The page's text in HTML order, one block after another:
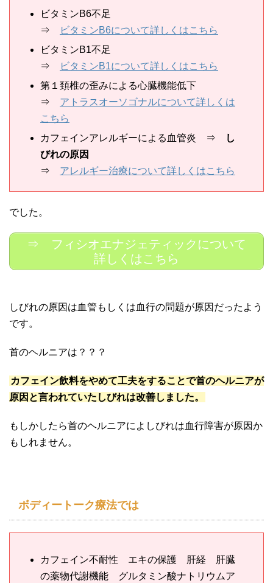
ビタミンB6不足
⇒
ビタミンB6について詳しくはこちら
ビタミンB1不足
⇒
ビタミンB1について詳しくはこちら
第１頚椎の歪みによる心臓機能低下
⇒ アトラスオーソゴナルについて詳しくは
こちら
カフェインアレルギーによる血管炎 ⇒
し
びれの原因
⇒ アレルギー治療について詳しくはこちら
でした。
⇒ フィシオエナジェティックについて
詳しくはこちら
しびれの原因は血管もしくは血行の問題が原因だったよう
です。
首のヘルニアは？？？
カフェイン飲料をやめて工夫をすることで首のヘルニアが
原因と言われていたしびれは改善しました。
もしかしたら首のヘルニアによしびれは血行障害が原因か
もしれません。
ボディートーク療法では
カフェイン不耐性 エキの保護 肝経 肝臓
の薬物代謝機能 グルタミン酸ナトリウムア